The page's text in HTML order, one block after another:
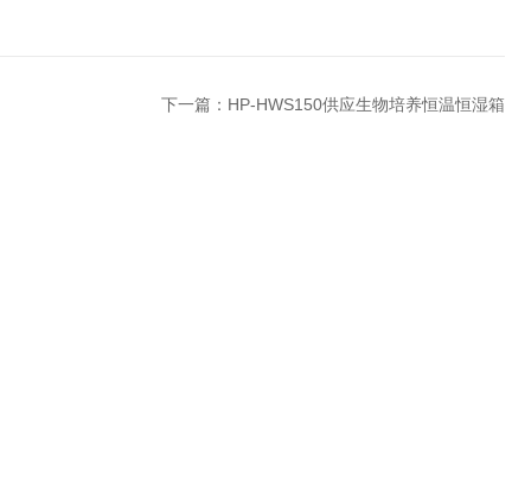
下一篇： HP-HWS150供应生物培养恒温恒湿箱